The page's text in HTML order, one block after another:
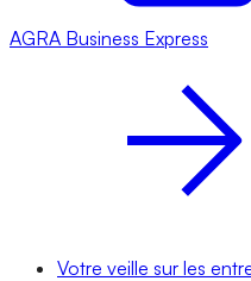
AGRA Business Express
Votre veille sur les